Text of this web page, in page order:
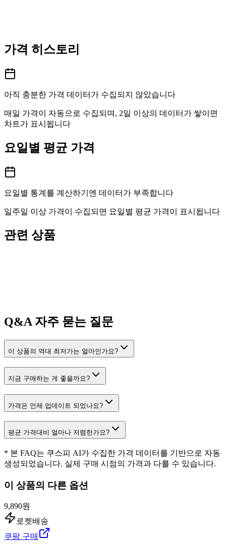
가격 히스토리
아직 충분한 가격 데이터가 수집되지 않았습니다
매일 가격이 자동으로 수집되며, 2일 이상의 데이터가 쌓이면
차트가 표시됩니다
요일별 평균 가격
요일별 통계를 계산하기엔 데이터가 부족합니다
일주일 이상 가격이 수집되면 요일별 평균 가격이 표시됩니다
관련 상품
Q&A자주 묻는 질문
이 상품의 역대 최저가는 얼마인가요?
지금 구매하는 게 좋을까요?
가격은 언제 업데이트 되었나요?
평균 가격대비 얼마나 저렴한가요?
* 본 FAQ는 쿠스피 AI가 수집한 가격 데이터를 기반으로 자동
생성되었습니다. 실제 구매 시점의 가격과 다를 수 있습니다.
이 상품의 다른 옵션
9,890원
로켓배송
쿠팡 구매